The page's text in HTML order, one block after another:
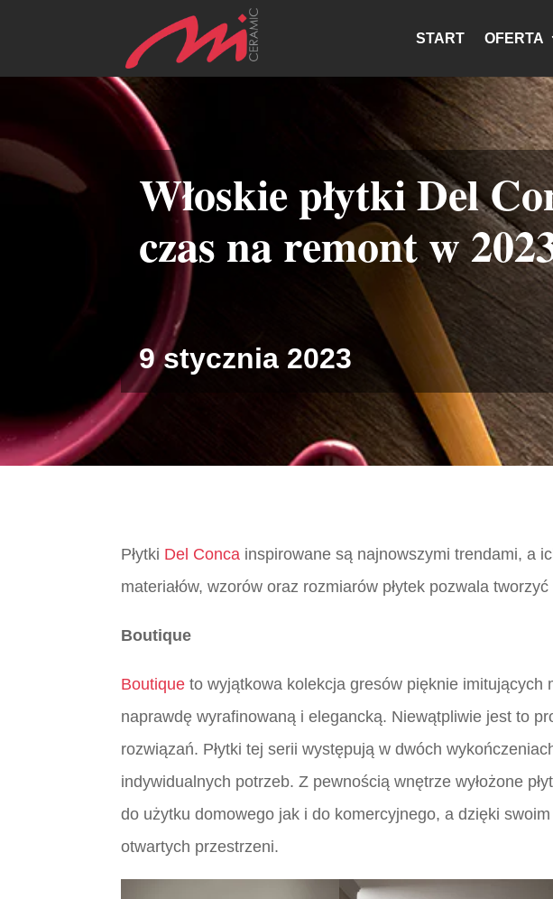
START OFERTA
Włoskie płytki Del
czas na remont w
9 stycznia 2023
Płytki Del Conca inspirowane są najnowszymi trendami, a
materiałów, wzorów oraz rozmiarów płytek pozwala
Boutique
Boutique to wyjątkowa kolekcja gresów pięknie imitujących
naprawdę wyrafinowaną i elegancką. Niewątpliwie jest to
rozwiązań. Płytki tej serii występują w dwóch
indywidualnych potrzeb. Z pewnością wnętrze wyłożone
do użytku domowego jak i do komercyjnego, a dzięki
otwartych przestrzeni.